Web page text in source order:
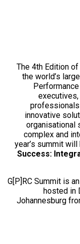
The 4th Edition
the world’s
executives,
innovative
organisational
complex and
year’s summit
Success:
G[P]RC Summit is
hosted in
Johannesburg